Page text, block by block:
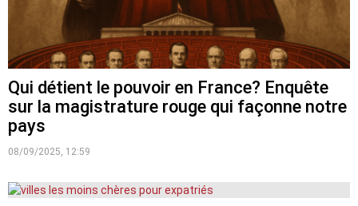
Qui détient le pouvoir en France? Enquête
sur la magistrature rouge qui façonne notre
pays
08/09/2025, 12:59